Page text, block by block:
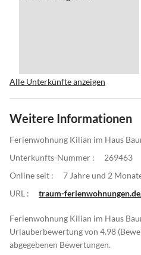
Alle Unterkünfte anzeigen
Weitere Informationen
Ferienwohnung Kilian im Haus
Unterkunfts-Nummer :
269463
Online seit :
7 Jahre und 2
URL :
traum-
Ferienwohnung Kilian im Haus
Urlauberbewertung von 4.98
abgegebenen Bewertungen.